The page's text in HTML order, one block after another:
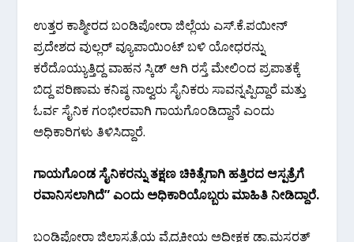
ಉತ್ತರ ಕಾಶ್ಮೀರದ ಬಂಡಿಪೋರಾ ಜಿಲ್ಲೆಯ ಎಸ್.ಕೆ.ಪಯೀನ್
ಪ್ರದೇಶದ ವುಲ್ಲರ್ ವ್ಯೂಪಾಯಿಂಟ್ ಬಳಿ ಯೋಧರನ್ನು
ಕರೆದೊಯ್ಯುತ್ತಿದ್ದ ವಾಹನ ಸ್ಕಿಡ್ ಆಗಿ ರಸ್ತೆ ಮೇಲಿಂದ ಪ್ರಪಾತಕ್ಕೆ
ಬಿದ್ದ ಪರಿಣಾಮ ಕನಿಷ್ಠ ನಾಲ್ವರು ಸೈನಿಕರು ಸಾವನ್ನಪ್ಪಿದ್ದಾರೆ ಮತ್ತು
ಓರ್ವ ಸೈನಿಕ ಗಂಭೀರವಾಗಿ ಗಾಯಗೊಂಡಿದ್ದಾನೆ ಎಂದು
ಅಧಿಕಾರಿಗಳು ತಿಳಿಸಿದ್ದಾರೆ.
ಗಾಯಗೊಂಡ ಸೈನಿಕರನ್ನು ತಕ್ಷಣ ಚಿಕಿತ್ಸೆಗಾಗಿ ಹತ್ತಿರದ ಆಸ್ಪತ್ರೆಗೆ
ರವಾನಿಸಲಾಗಿದೆ” ಎಂದು ಅಧಿಕಾರಿಯೊಬ್ಬರು ಮಾಹಿತಿ ನೀಡಿದ್ದಾರೆ.
ಬಂಡಿಪೋರಾ ಜಿಲ್ಲಾಸ್ಪತ್ರೆಯ ವೈದ್ಯಕೀಯ ಅಧೀಕ್ಷಕ ಡಾ.ಮಸರತ್